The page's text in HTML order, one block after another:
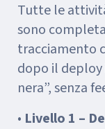
Tutte le
sono
tracciamento
dopo il
nera”, senza
• Livello 1 –